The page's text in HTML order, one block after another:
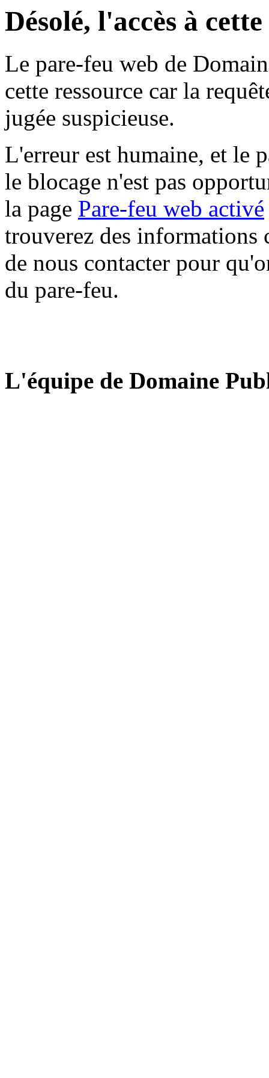
Désolé, l'accès à
Le pare-feu web de
cette ressource car la
jugée suspicieuse.
L'erreur est humaine, et le
le blocage n'est pas
la page Pare-feu web activé
trouverez des informations
de nous contacter pour
du pare-feu.
L'équipe de Domaine